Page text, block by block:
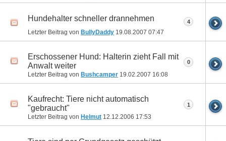
Hundehalter schneller drannehmen
Letzter Beitrag von BullyDaddy 19.08.2007 07:47
4
Erschossener Hund: Halterin zieht Fall mit
Anwalt weiter
Letzter Beitrag von Bushcamper 19.02.2007 16:08
0
Kaufrecht: Tiere nicht automatisch
"gebraucht"
Letzter Beitrag von Helmut 12.12.2006 17:53
1